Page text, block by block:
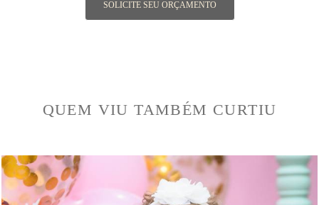
SOLICITE SEU ORÇAMENTO
QUEM VIU TAMBÉM CURTIU